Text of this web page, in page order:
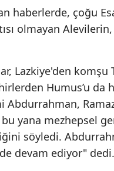
haberlerde, çoğu
olmayan
Lazkiye'den
Humus’u da
Abdurrahman,
yana mezhepsel
söyledi.
devam ediyor" dedi.